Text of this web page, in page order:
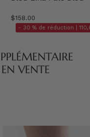
$158.00
- 30 % de réduction |
VENTE